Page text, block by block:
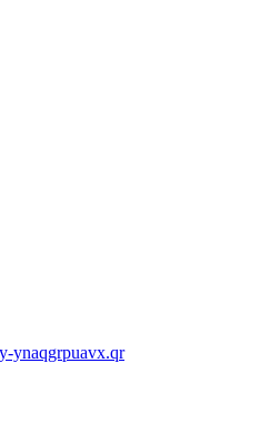
ynaqgrpuavx.qr